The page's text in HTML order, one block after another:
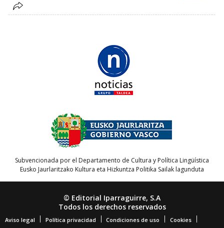
Subvencionada por el Departamento de Cultura y Política Lingüística
Eusko Jaurlaritzako Kultura eta Hizkuntza Politika Sailak lagunduta
© Editorial Iparraguirre, S.A
Todos los derechos reservados
Aviso legal Política privacidad Condiciones de uso Cookies